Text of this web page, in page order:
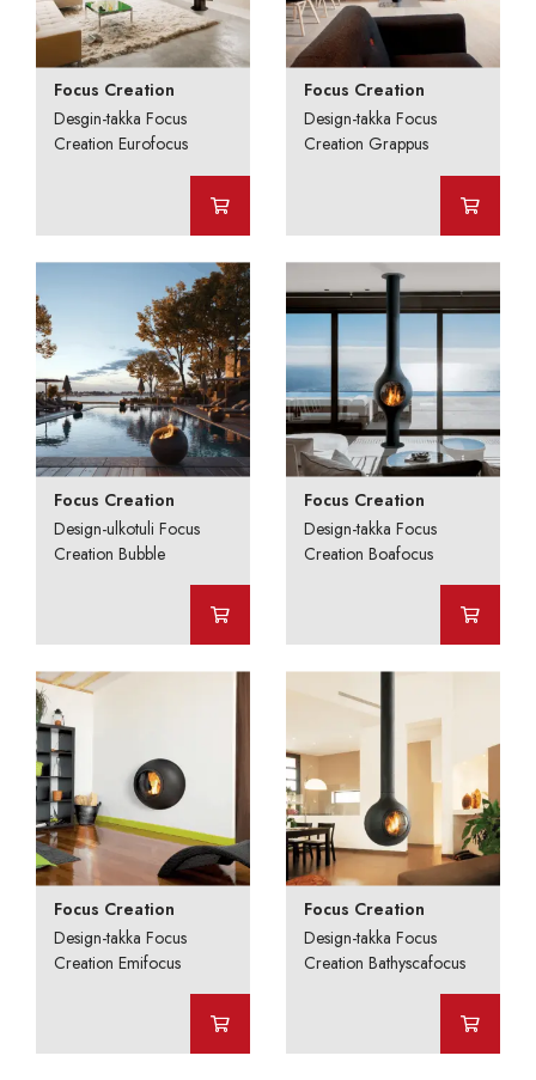
Focus Creation
Desgin-takka Focus
Creation Eurofocus
Focus Creation
Design-takka Focus
Creation Grappus
Focus Creation
Design-ulkotuli Focus
Creation Bubble
Focus Creation
Design-takka Focus
Creation Boafocus
Focus Creation
Design-takka Focus
Creation Emifocus
Focus Creation
Design-takka Focus
Creation Bathyscafocus